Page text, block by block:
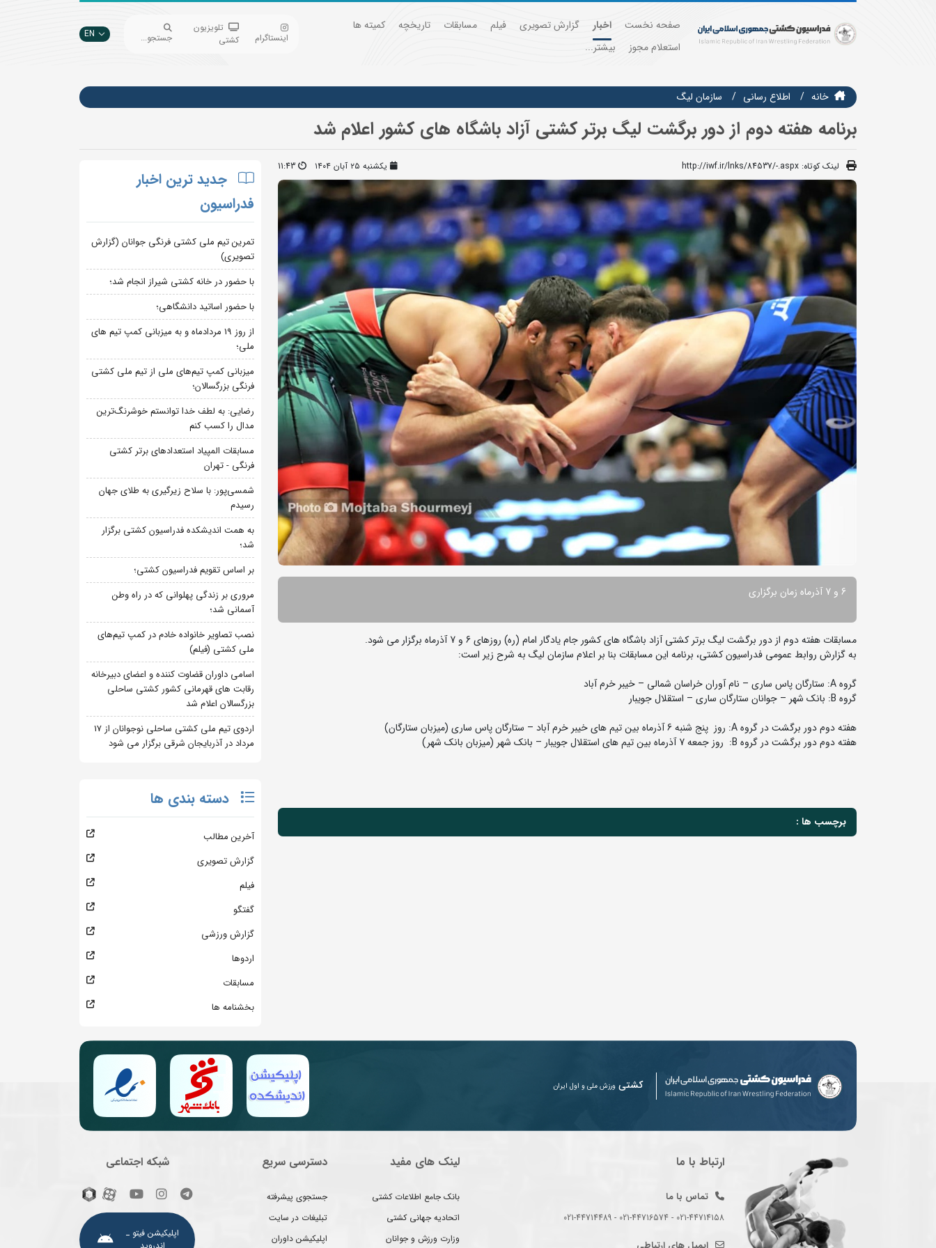
صفحه نخست اخبار گزارش تصویری فیلم مسابقات تاریخچه
کمیته ها
استعلام مجوز
بیشتر...
اینستاگرام
تلویزیون
کشتی
جستجو... EN
خانه اطلاع رسانی سازمان ليگ
برنامه هفته دوم از دور برگشت لیگ برتر کشتی آزاد باشگاه های کشور اعلام شد
لینک کوتاه: http://iwf.ir/lnks/84537/-.aspx یکشنبه ۲۵ آبان ۱۴۰۴ 11:43
6 و 7 آذرماه زمان برگزاری
مسابقات هفته دوم از دور برگشت لیگ برتر کشتی آزاد باشگاه های کشور جام یادگار امام (ره) روزهای 6 و 7 آذرماه برگزار می شود.
به گزارش روابط عمومی فدراسیون کشتی،‌ برنامه این مسابقات بنا بر اعلام سازمان لیگ به شرح زیر است:
گروه A: ستارگان پاس ساری – نام آوران خراسان شمالی – خیبر خرم آباد
گروه B: بانک شهر – جوانان ستارگان ساری – استقلال جویبار
هفته دوم دور برگشت در گروه A: روز پنج شنبه 6 آذرماه بین تیم های خیبر خرم آباد – ستارگان پاس ساری (میزبان ستارگان)
هفته دوم دور برگشت در گروه B: روز جمعه 7 آذرماه بین تیم های استقلال جویبار – بانک شهر (میزبان بانک شهر)
برچسب ها :
جدید ترین اخبار
فدراسیون
تمرین تیم ملی کشتی فرنگی جوانان (گزارش
تصویری)
با حضور در خانه کشتی شیراز انجام شد؛
با حضور اساتید دانشگاهی؛
از روز 19 مردادماه و به میزبانی کمپ تیم های
ملی؛
میزبانی کمپ تیم‌های ملی از تیم ملی کشتی
فرنگی بزرگسالان؛
رضایی: به لطف خدا توانستم خوشرنگ‌ترین
مدال را کسب کنم
مسابقات المپیاد استعدادهای برتر کشتی
فرنگی - تهران
شمسی‌پور: با سلاح زیرگیری به طلای جهان
رسیدم
به همت اندیشکده فدراسیون کشتی برگزار
شد؛
بر اساس تقویم فدراسیون کشتی؛
مروری بر زندگی پهلوانی که در راه وطن
آسمانی شد؛
نصب تصاویر خانواده خادم در کمپ تیم‌های
ملی کشتی (فیلم)
اسامی داوران قضاوت کننده و اعضای دبیرخانه
رقابت های قهرمانی کشور کشتی ساحلی
بزرگسالان اعلام شد
اردوی تیم ملی کشتی ساحلی نوجوانان از 17
مرداد در آذربایجان شرقی برگزار می شود
دسته بندی ها
آخرین مطالب
گزارش تصویری
فیلم
گفتگو
گزارش ورزشی
اردوها
مسابقات
بخشنامه ها
کشتی ورزش ملی و اول ایران
ارتباط با ما
تماس با ما
021-44714158 - 021-44716574 - 021-44714489
لینک های مفید
بانک جامع اطلاعات کشتی
اتحادیه جهانی کشتی
وزارت ورزش و جوانان
دسترسی سریع
جستجوی پیشرفته
تبلیغات در سایت
اپلیکیشن داوران
شبکه اجتماعی
اپلیکیشن فیتو ـ